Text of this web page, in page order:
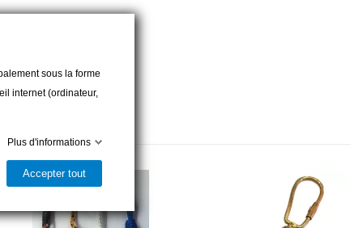
sous la forme
internet (ordinateur,
Plus d'informations
Accepter tout